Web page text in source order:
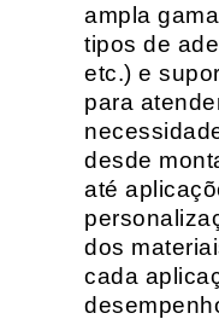
ampla
tipos de
etc.) e
para
desde
até
dos
cada